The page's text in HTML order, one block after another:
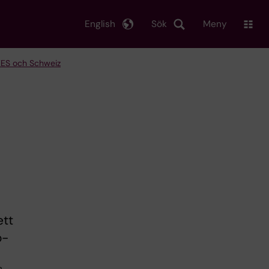
Sök
English Meny
och Schweiz